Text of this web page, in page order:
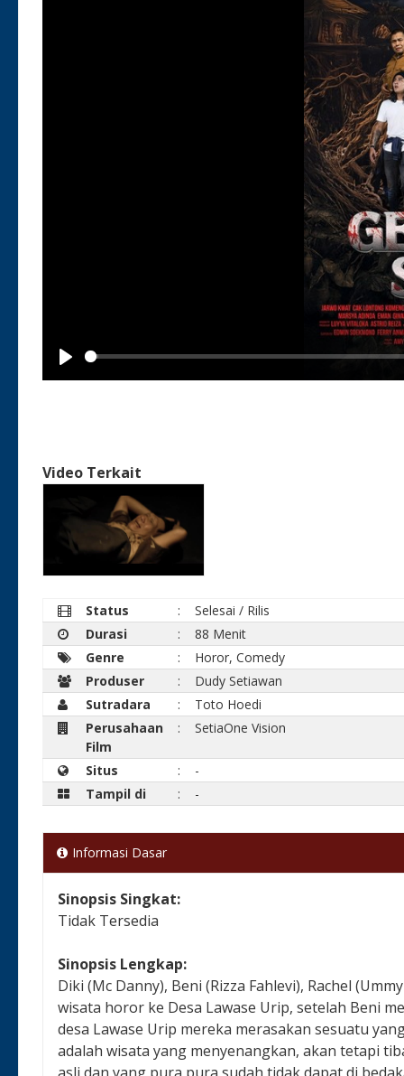
Play
Video Terkait
Status :
Selesai / Rilis
Durasi
:
88 Menit
Genre
:
Horor, Comedy
Produser
:
Dudy Setiawan
Sutradara
:
Toto Hoedi
Perusahaan
Film
: SetiaOne Vision
Situs :
-
Tampil di
: -
Informasi Dasar
Sinopsis Singkat:
Tidak Tersedia
Sinopsis Lengkap:
Diki (Mc Danny), Beni (Rizza Fahlevi), Rachel
wisata horor ke Desa Lawase Urip, setelah Beni
desa Lawase Urip mereka merasakan sesuatu
adalah wisata yang menyenangkan, akan tetapi